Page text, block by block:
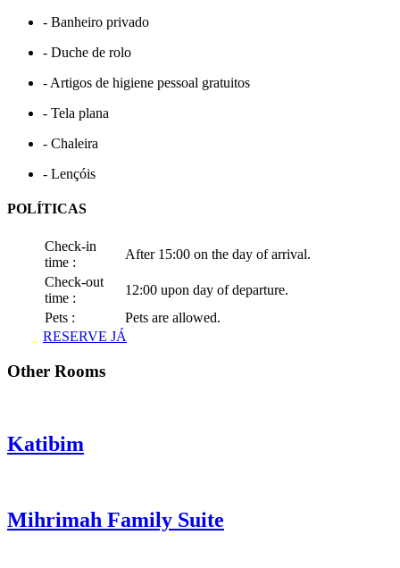
- Banheiro privado
- Duche de rolo
- Artigos de higiene pessoal gratuitos
- Tela plana
- Chaleira
- Lençóis
POLÍTICAS
Check-in
time :
After 15:00 on the day of arrival.
Check-out
time :
12:00 upon day of departure.
Pets :
Pets are allowed.
RESERVE JÁ
Other Rooms
Katibim
Mihrimah Family Suite